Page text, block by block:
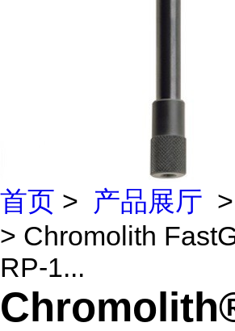
首页 > 产品展厅 >
> Chromolith
RP-1...